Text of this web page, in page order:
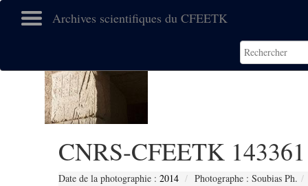
Archives scientifiques du CFEETK
CNRS-CFEETK 143361
Date de la photographie : 2014 Photographe : Soubias Ph.